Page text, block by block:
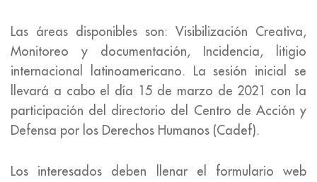
Las áreas disponibles son: Visibilización Creativa,
Monitoreo y documentación, Incidencia, litigio
internacional latinoamericano. La sesión inicial se
llevará a cabo el día 15 de marzo de 2021 con la
participación del directorio del Centro de Acción y
Defensa por los Derechos Humanos (Cadef).
Los interesados deben llenar el formulario web